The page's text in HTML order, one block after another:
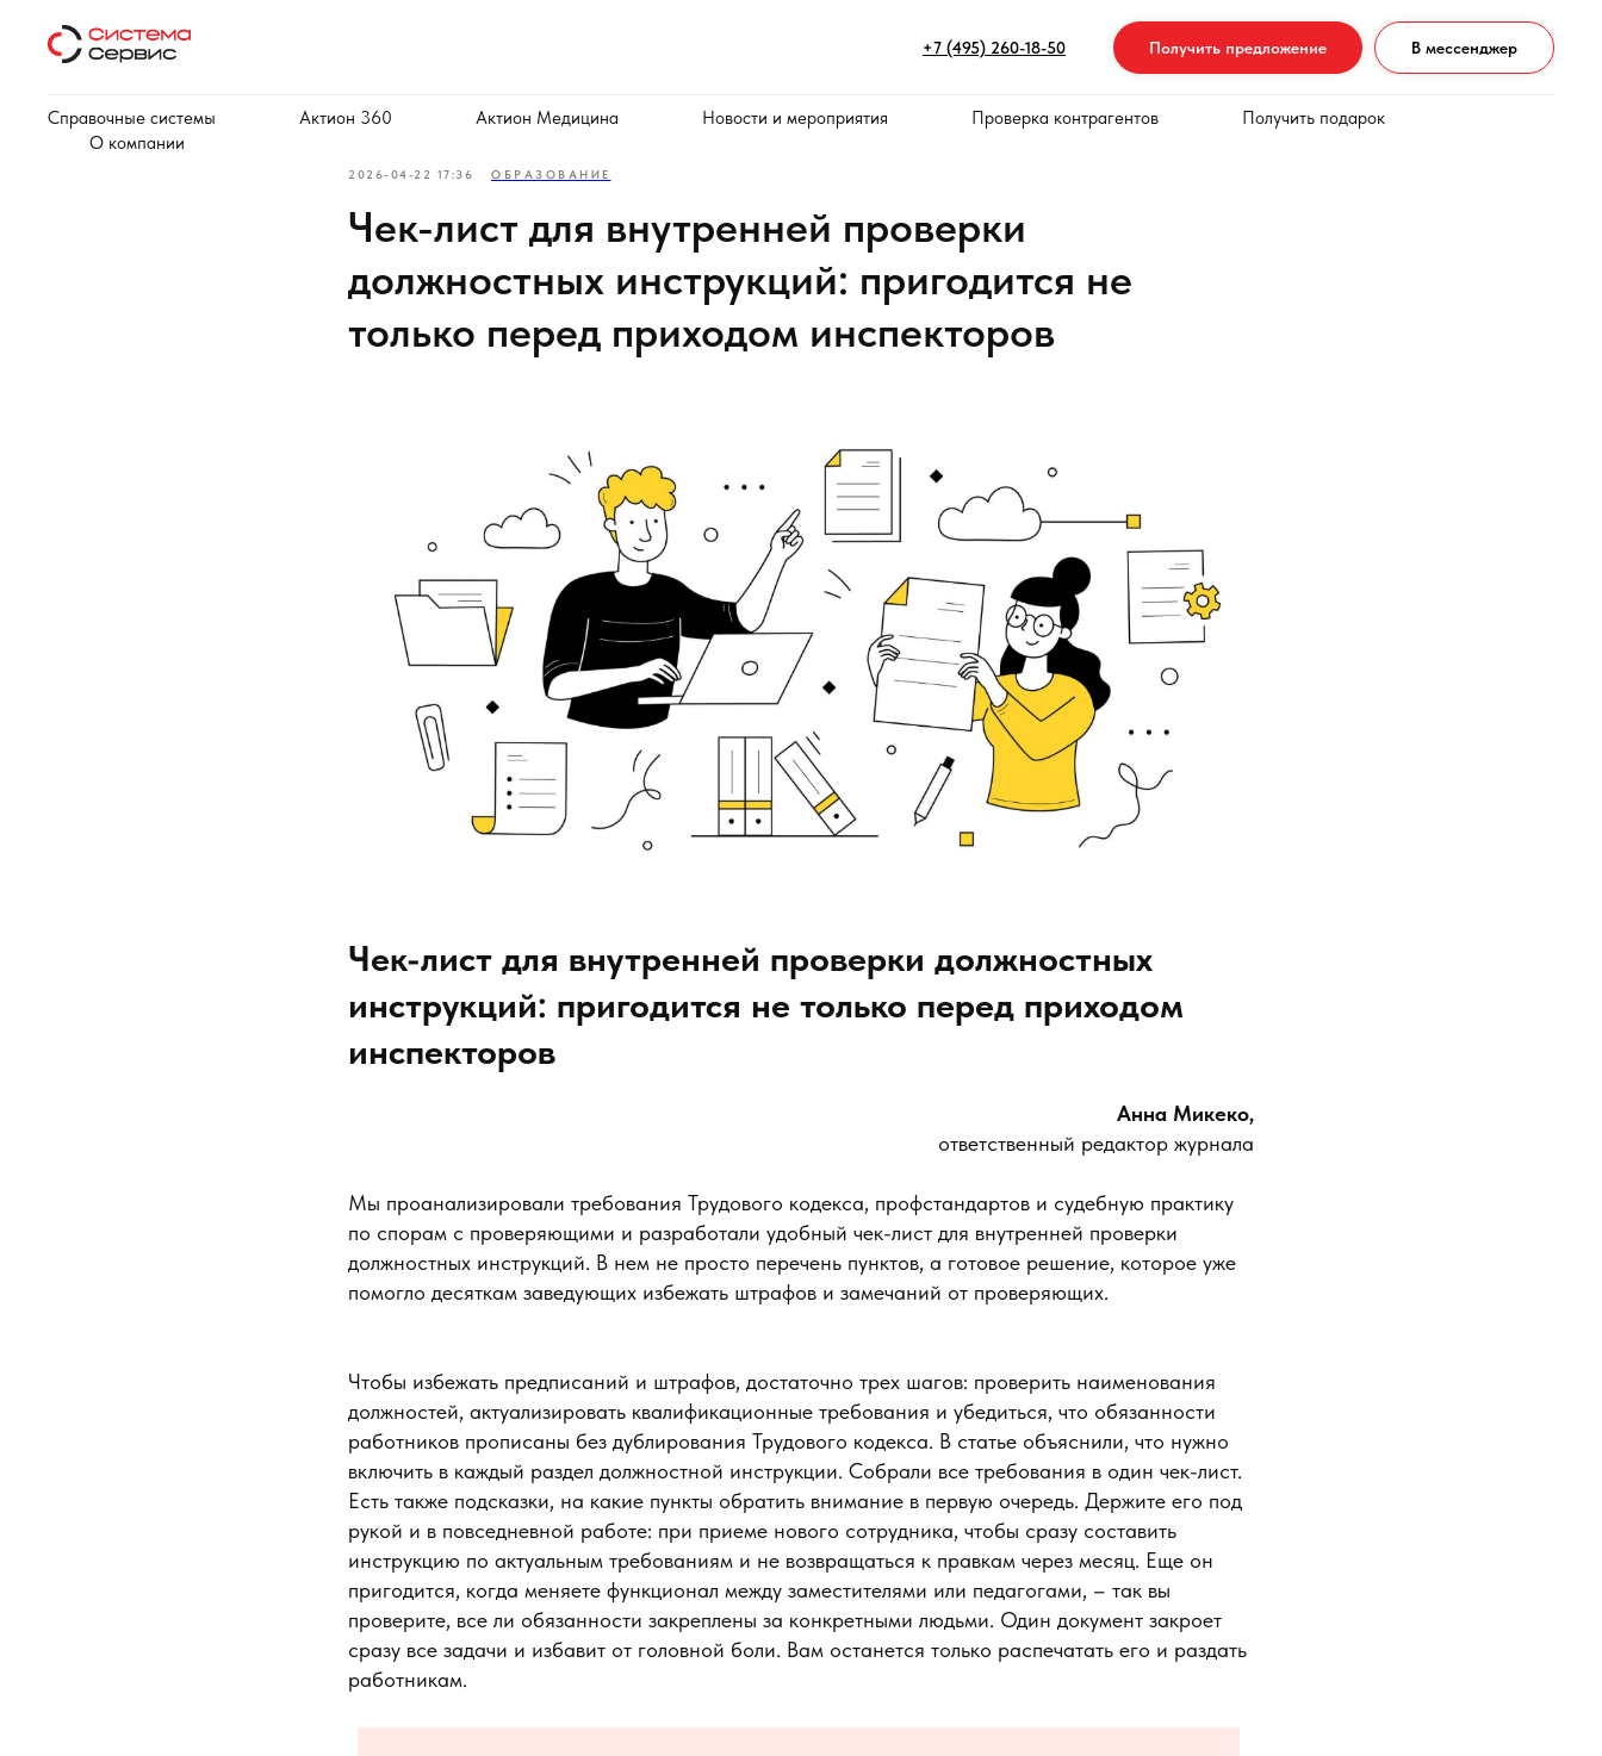
+7 (495) 260-18-50 Получить предложение В мессенджер
Справочные системы Актион 360 Актион Медицина Новости и мероприятия Проверка контрагентов
Получить подарок
О компании
2026-04-22 17:36 ОБРАЗОВАНИЕ
Чек-лист для внутренней проверки
должностных инструкций: пригодится не
только перед приходом инспекторов
Чек-лист для внутренней проверки должностных
инструкций: пригодится не только перед приходом
инспекторов
Анна Микеко,
ответственный редактор журнала
Мы проанализировали требования Трудового кодекса, профстандартов и судебную практику
по спорам с проверяющими и разработали удобный чек-лист для внутренней проверки
должностных инструкций. В нем не просто перечень пунктов, а готовое решение, которое уже
помогло десяткам заведующих избежать штрафов и замечаний от проверяющих.
Чтобы избежать предписаний и штрафов, достаточно трех шагов: проверить наименования
должностей, актуализировать квалификационные требования и убедиться, что обязанности
работников прописаны без дублирования Трудового кодекса. В статье объяснили, что нужно
включить в каждый раздел должностной инструкции. Собрали все требования в один чек-лист.
Есть также подсказки, на какие пункты обратить внимание в первую очередь. Держите его под
рукой и в повседневной работе: при приеме нового сотрудника, чтобы сразу составить
инструкцию по актуальным требованиям и не возвращаться к правкам через месяц. Еще он
пригодится, когда меняете функционал между заместителями или педагогами, – так вы
проверите, все ли обязанности закреплены за конкретными людьми. Один документ закроет
сразу все задачи и избавит от головной боли. Вам останется только распечатать его и раздать
работникам.